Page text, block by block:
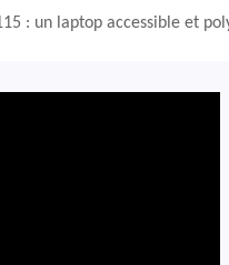
: un laptop accessible et